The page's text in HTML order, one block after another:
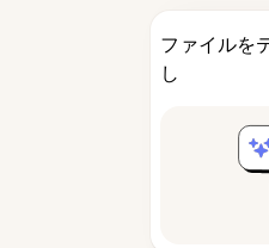
ファイルを
し